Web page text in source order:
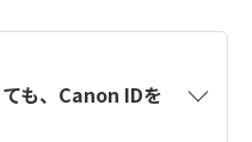
も、Canon IDを